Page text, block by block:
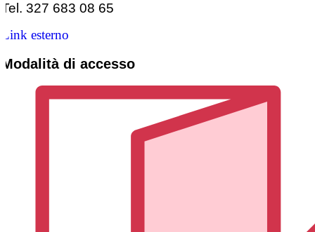
Tel. 327 683 08 65
Link esterno
Modalità di accesso